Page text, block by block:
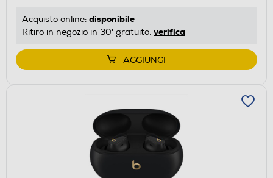
Acquisto online: disponibile
Ritiro in negozio in 30' gratuito: verifica
AGGIUNGI